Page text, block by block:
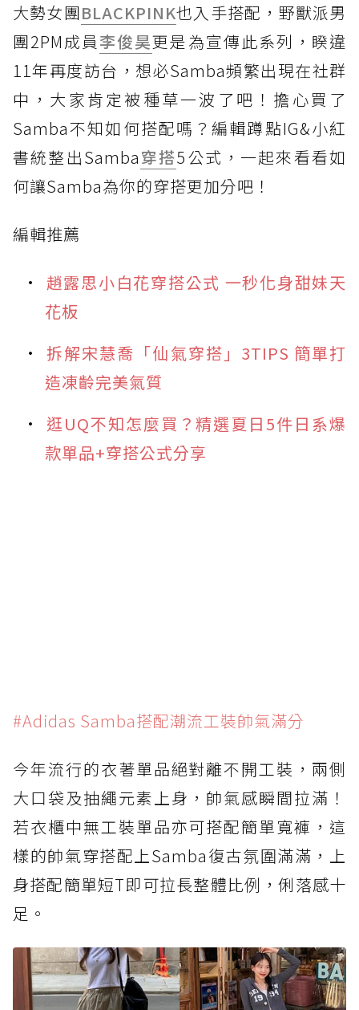
大勢女團BLACKPINK也入手搭配，野獸派男
團2PM成員 李俊昊更是為宣傳此系列，睽違
11年再度訪台，想必Samba頻繁出現在社群
中，大家肯定被種草一波了吧！擔心買了
Samba不知如何搭配嗎？編輯蹲點IG&小紅
書統整出Samba穿搭5公式，一起來看看如
何讓Samba為你的穿搭更加分吧！
編輯推薦
趙露思小白花穿搭公式 一秒化身甜妹天
花板
拆解宋慧喬「仙氣穿搭」3TIPS 簡單打
造凍齡完美氣質
逛UQ不知怎麼買？精選夏日5件日系爆
款單品+穿搭公式分享
#Adidas Samba搭配潮流工裝帥氣滿分
今年流行的衣著單品絕對離不開工裝，兩側
大口袋及抽繩元素上身，帥氣感瞬間拉滿！
若衣櫃中無工裝單品亦可搭配簡單寬褲，這
樣的帥氣穿搭配上Samba復古氛圍滿滿，上
身搭配簡單短T即可拉長整體比例，俐落感十
足。